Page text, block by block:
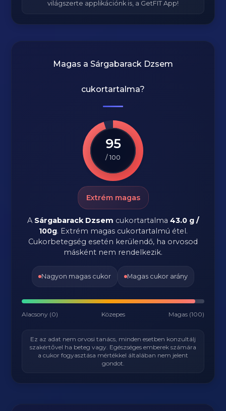
világszerte applikációnk is, a GetFIT App!
Magas a Sárgabarack Dzsem
cukortartalma?
95
/ 100
Extrém magas
A Sárgabarack Dzsem cukortartalma 43.0 g /
100g. Extrém magas cukortartalmú étel.
Cukorbetegség esetén kerülendő, ha orvosod
másként nem rendelkezik.
Nagyon magas cukor Magas cukor arány
Alacsony (0) Közepes Magas (100)
Ez az adat nem orvosi tanács, minden esetben konzultálj
szakértővel ha beteg vagy. Egészséges emberek számára
a cukor fogyasztása mértékkel általában nem jelent
gondot.